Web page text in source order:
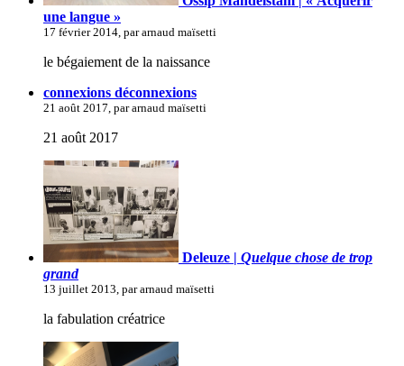
une langue »
17 février 2014, par arnaud maïsetti
le bégaiement de la naissance
connexions déconnexions
21 août 2017, par arnaud maïsetti
21 août 2017
Deleuze | Quelque chose de trop
grand
13 juillet 2013, par arnaud maïsetti
la fabulation créatrice